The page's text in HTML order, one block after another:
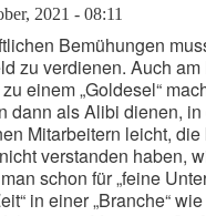
2021 - 08:11
Bemühungen
zu verdienen. Auch
einem „Goldesel“
als Alibi dienen,
Mitarbeitern leicht,
verstanden haben,
schon für „feine
in einer „Branche“